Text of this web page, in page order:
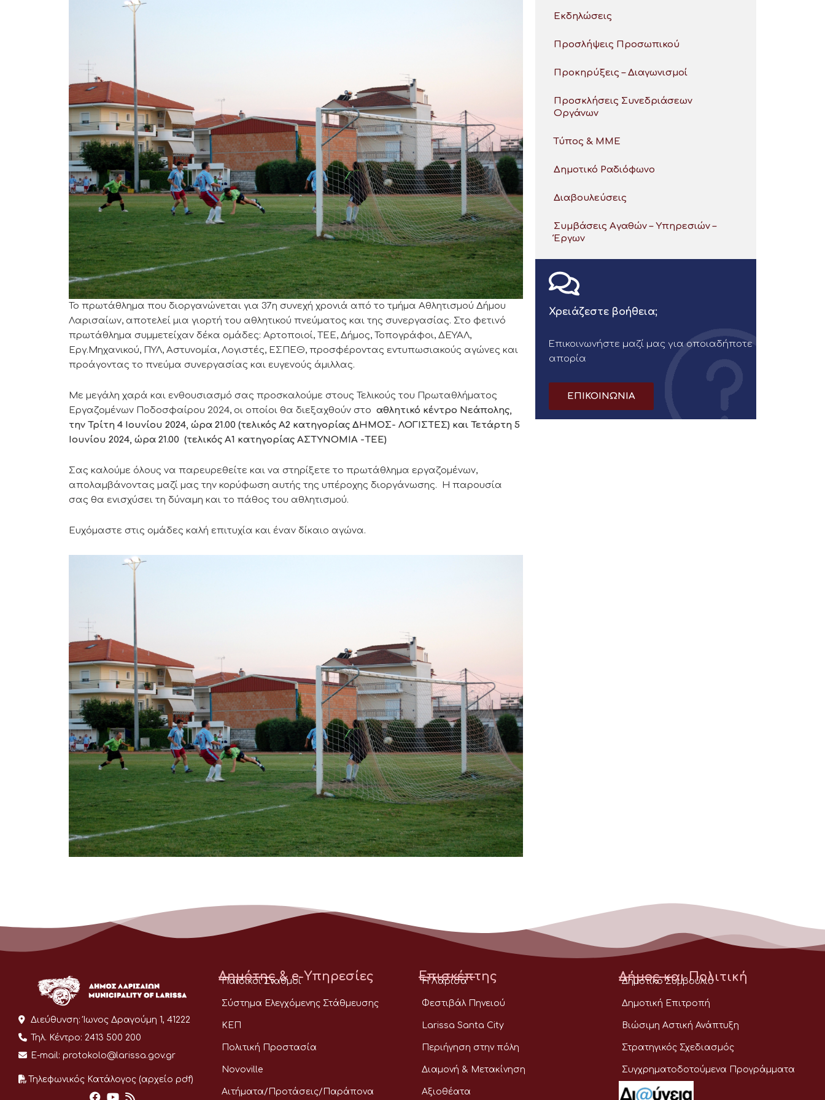
Το πρωτάθλημα που διοργανώνεται για 37η συνεχή χρονιά από το τμήμα Αθλητισμού Δήμου
Λαρισαίων, αποτελεί μια γιορτή του αθλητικού πνεύματος και της συνεργασίας. Στο φετινό
πρωτάθλημα συμμετείχαν δέκα ομάδες: Αρτοποιοί, ΤΕΕ, Δήμος, Τοπογράφοι, ΔΕΥΑΛ,
Εργ.Μηχανικού, ΠΥΛ, Αστυνομία, Λογιστές, ΕΣΠΕΘ, προσφέροντας εντυπωσιακούς αγώνες και
προάγοντας το πνεύμα συνεργασίας και ευγενούς άμιλλας.
Με μεγάλη χαρά και ενθουσιασμό σας προσκαλούμε στους Τελικούς του Πρωταθλήματος
Εργαζομένων Ποδοσφαίρου 2024, οι οποίοι θα διεξαχθούν στο αθλητικό κέντρο Νεάπολης,
την Τρίτη 4 Ιουνίου 2024, ώρα 21.00 (τελικός Α2 κατηγορίας ΔΗΜΟΣ- ΛΟΓΙΣΤΕΣ) και Τετάρτη 5
Ιουνίου 2024, ώρα 21.00 (τελικός Α1 κατηγορίας ΑΣΤΥΝΟΜΙΑ -ΤΕΕ)
Σας καλούμε όλους να παρευρεθείτε και να στηρίξετε το πρωτάθλημα εργαζομένων,
απολαμβάνοντας μαζί μας την κορύφωση αυτής της υπέροχης διοργάνωσης. Η παρουσία
σας θα ενισχύσει τη δύναμη και το πάθος του αθλητισμού.
Ευχόμαστε στις ομάδες καλή επιτυχία και έναν δίκαιο αγώνα.
Εκδηλώσεις
Προσλήψεις Προσωπικού
Προκηρύξεις – Διαγωνισμοί
Προσκλήσεις Συνεδριάσεων
Οργάνων
Τύπος & ΜΜΕ
Δημοτικό Ραδιόφωνο
Διαβουλεύσεις
Συμβάσεις Αγαθών – Υπηρεσιών –
Έργων
Χρειάζεστε βοήθεια;
Επικοινωνήστε μαζί μας για οποιαδήποτε
απορία
ΕΠΙΚΟΙΝΩΝΙΑ
Διεύθυνση: Ίωνος Δραγούμη 1, 41222
Τηλ. Κέντρο: 2413 500 200
E-mail: protokolo@larissa.gov.gr
Τηλεφωνικός Κατάλογος (αρχείο pdf)
Δημότης & e-Υπηρεσίες
Παιδικοί Σταθμοί
Σύστημα Ελεγχόμενης Στάθμευσης
ΚΕΠ
Πολιτική Προστασία
Novoville
Αιτήματα/Προτάσεις/Παράπονα
Επισκέπτης
Η Λάρισα
Φεστιβάλ Πηνειού
Larissa Santa City
Περιήγηση στην πόλη
Διαμονή & Μετακίνηση
Αξιοθέατα
Δήμος και Πολιτική
Δημοτικό Συμβούλιο
Δημοτική Επιτροπή
Βιώσιμη Αστική Ανάπτυξη
Στρατηγικός Σχεδιασμός
Συγχρηματοδοτούμενα Προγράμματα